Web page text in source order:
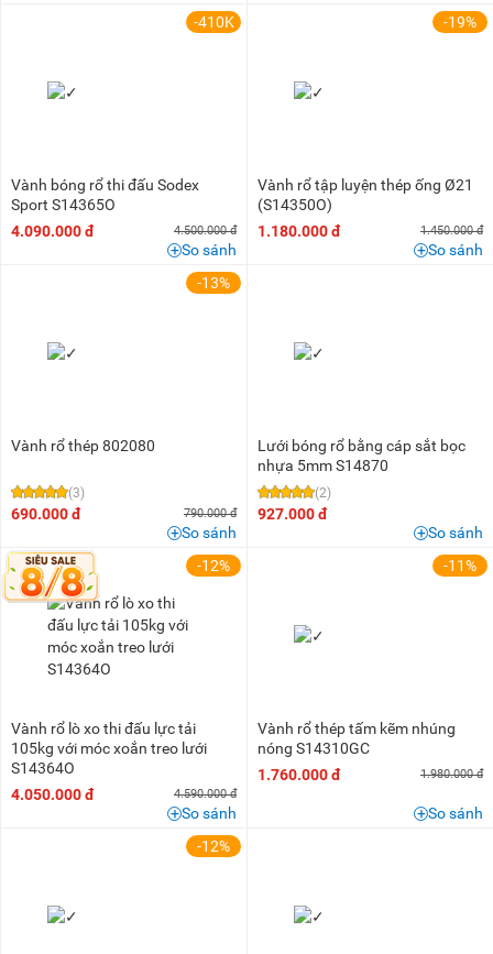
-410K
Vành bóng rổ thi đấu Sodex
Sport S14365O
4.090.000 đ
4.500.000 đ
So sánh
-19%
Vành rổ tập luyện thép ống Ø21
(S14350O)
1.180.000 đ
1.450.000 đ
So sánh
-13%
Vành rổ thép 802080
(3)
690.000 đ 790.000 đ
So sánh
Lưới bóng rổ bằng cáp sắt bọc
nhựa 5mm S14870
(2)
927.000 đ
So sánh
-12%
Vành rổ lò xo thi đấu lực tải
105kg với móc xoắn treo lưới
S14364O
4.050.000 đ
4.590.000 đ
So sánh
-11%
Vành rổ thép tấm kẽm nhúng
nóng S14310GC
1.760.000 đ
1.980.000 đ
So sánh
-12%